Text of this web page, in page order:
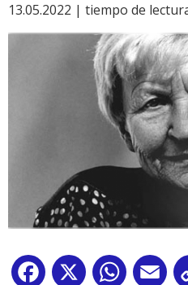
13.05.2022 | tiempo de
Facebook
X